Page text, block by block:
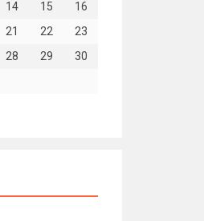
14 15
16
21 22
23
28 29
30